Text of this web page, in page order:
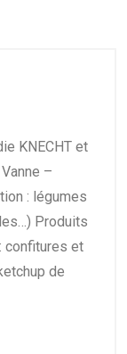
KNECHT et
–
: légumes
Produits
confitures et
de